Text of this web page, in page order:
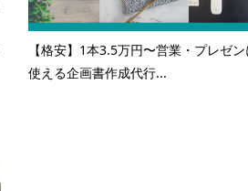
【格安】1本3.5万円〜営業・プレゼン
使える企画書作成代行...